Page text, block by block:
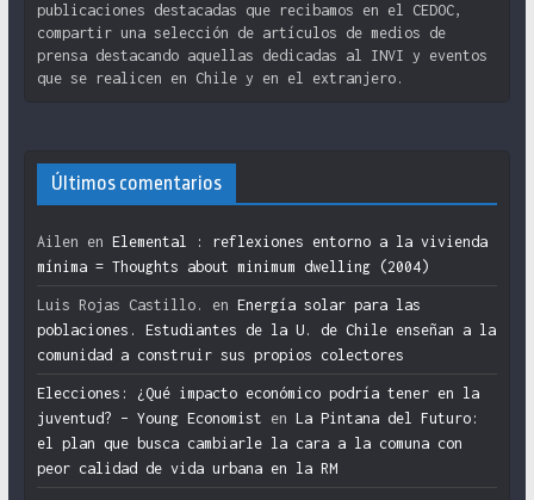
publicaciones destacadas que recibamos en el CEDOC,
compartir una selección de artículos de medios de
prensa destacando aquellas dedicadas al INVI y eventos
que se realicen en Chile y en el extranjero.
Últimos comentarios
Ailen en Elemental : reflexiones entorno a la vivienda
mínima = Thoughts about minimum dwelling (2004)
Luis Rojas Castillo. en Energía solar para las
poblaciones. Estudiantes de la U. de Chile enseñan a la
comunidad a construir sus propios colectores
Elecciones: ¿Qué impacto económico podría tener en la
juventud? – Young Economist en La Pintana del Futuro:
el plan que busca cambiarle la cara a la comuna con
peor calidad de vida urbana en la RM